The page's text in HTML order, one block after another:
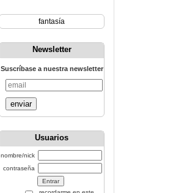
fantasía
Newsletter
Suscríbase a nuestra newsletter
enviar
Usuarios
nombre/nick
contraseña